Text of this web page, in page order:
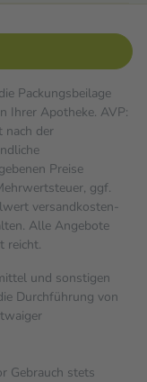
Packungsbeilage
Ihrer Apotheke. AVP:
nach der
Preise
ggf.
versand­kosten­
Alle Angebote
reicht.
und sonstigen
Durchführung von
Gebrauch stets